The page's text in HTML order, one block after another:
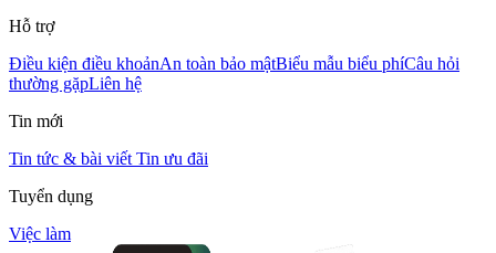
Hỗ trợ
Điều kiện điều khoảnAn toàn bảo mậtBiểu mẫu biểu phíCâu hỏi
thường gặpLiên hệ
Tin mới
Tin tức & bài viết Tin ưu đãi
Tuyển dụng
Việc làm